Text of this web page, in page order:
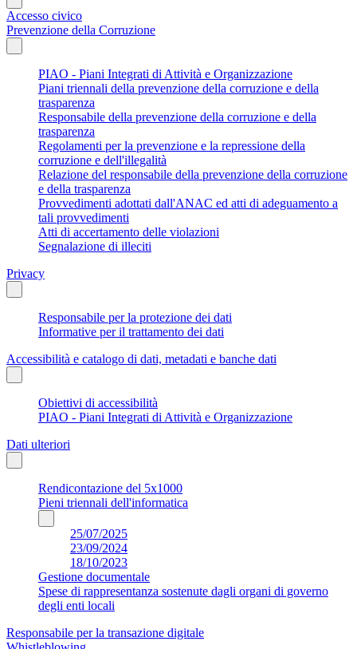
Accesso civico
Prevenzione della Corruzione
PIAO - Piani Integrati di Attività e Organizzazione
Piani triennali della prevenzione della corruzione e della
trasparenza
Responsabile della prevenzione della corruzione e della
trasparenza
Regolamenti per la prevenzione e la repressione della
corruzione e dell'illegalità
Relazione del responsabile della prevenzione della corruzione
e della trasparenza
Provvedimenti adottati dall'ANAC ed atti di adeguamento a
tali provvedimenti
Atti di accertamento delle violazioni
Segnalazione di illeciti
Privacy
Responsabile per la protezione dei dati
Informative per il trattamento dei dati
Accessibilità e catalogo di dati, metadati e banche dati
Obiettivi di accessibilità
PIAO - Piani Integrati di Attività e Organizzazione
Dati ulteriori
Rendicontazione del 5x1000
Pieni triennali dell'informatica
25/07/2025
23/09/2024
18/10/2023
Gestione documentale
Spese di rappresentanza sostenute dagli organi di governo
degli enti locali
Responsabile per la transazione digitale